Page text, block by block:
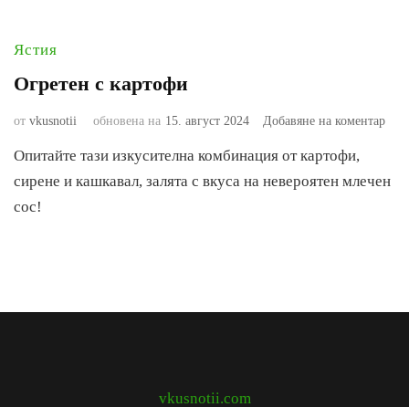
Ястия
Огретен с картофи
от vkusnotii обновена на 15. август 2024 Добавяне на коментаркъм
Опитайте тази изкусителна комбинация от картофи,
сирене и кашкавал, залята с вкуса на невероятен млечен
сос!
vkusnotii.com